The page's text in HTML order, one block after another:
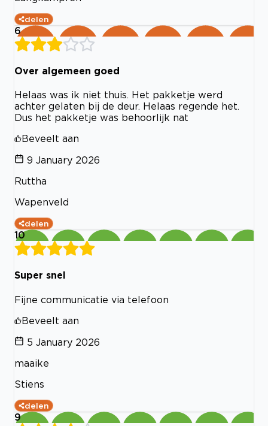
delen
6
Over algemeen goed
Helaas was ik niet thuis. Het pakketje werd
achter gelaten bij de deur. Helaas regende het.
Dus het pakketje was behoorlijk nat
Beveelt aan
9 January 2026
Ruttha
Wapenveld
delen
10
Super snel
Fijne communicatie via telefoon
Beveelt aan
5 January 2026
maaike
Stiens
delen
9